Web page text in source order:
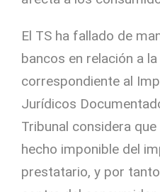
El TS ha fallado de
bancos en relación a
correspondiente al
Jurídicos
Tribunal considera
hecho imponible del
prestatario, y por